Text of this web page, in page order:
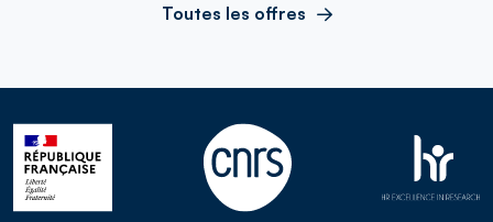
Toutes les offres